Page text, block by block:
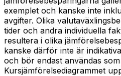
exemplet och kanske inte
avgifter. Olika
tider och andra individuella
resultera i olika
kanske därför inte är
och bör endast användas
Kursjämförelsediagrammet